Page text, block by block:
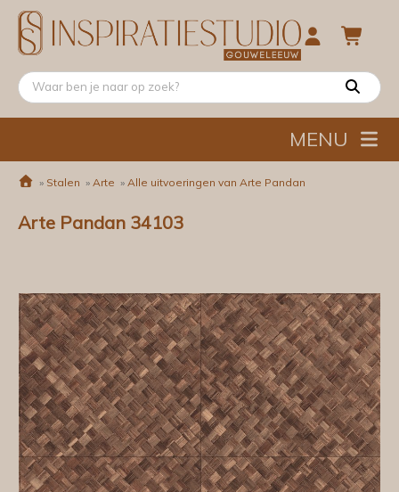
MENU
» Stalen » Arte » Alle uitvoeringen van Arte Pandan
Arte Pandan 34103